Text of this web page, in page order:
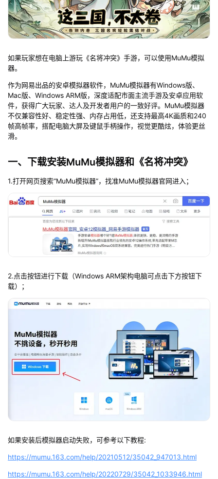
如果玩家想在电脑上游玩《名将冲突》手游，可以使用MuMu模拟
器。
作为网易出品的安卓模拟器软件，MuMu模拟器有Windows版、
Mac版、Windows ARM版，深度适配市面主流手游及安卓应用软
件，获得广大玩家、达人及开发者用户的一致好评。MuMu模拟器
不仅兼容性好、稳定性强、内存占用低，还支持最高4K画质和240
帧高帧率，搭配电脑大屏及键鼠手柄操作，视觉更酷炫，体验更丝
滑。
一、下载安装MuMu模拟器和《名将冲突》
1.打开网页搜索“MuMu模拟器”，找准MuMu模拟器官网进入；
2.点击按钮进行下载（Windows ARM架构电脑可点击下方按钮下
载）；
如果安装后模拟器启动失败，可参考以下教程:
https://mumu.163.com/help/20210512/35042_947013.html
https://mumu.163.com/help/20220729/35042_1033946.html